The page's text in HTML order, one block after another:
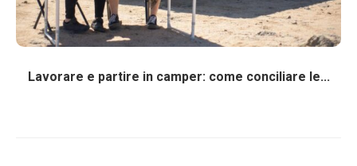
Lavorare e partire in camper: come conciliare le...